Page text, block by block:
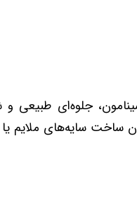
جلوه‌ای
سایه‌های ملایم یا